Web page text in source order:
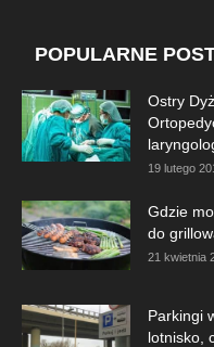
POPULARNE
Ostry
19 lutego
Gdzie
do
21 kwietnia
Parkingi
lotnisko,